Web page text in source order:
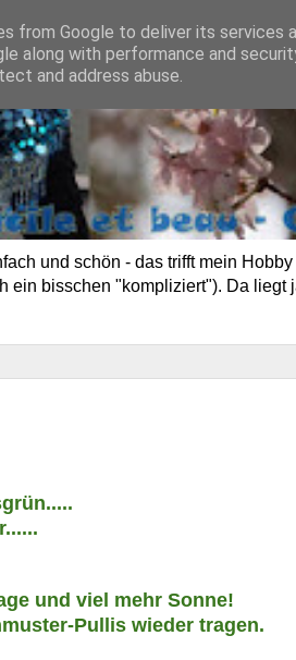
und schön - das trifft mein
ein bisschen "kompliziert"). Da liegt
und viel mehr Sonne!
Pullis wieder tragen.
from Google to deliver its services
along with performance and
and address abuse.